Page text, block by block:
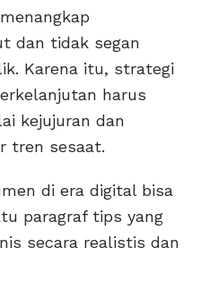
dan tidak segan
Karena itu, strategi
harus
kejujuran dan
tren sesaat.
di era digital bisa
paragraf tips yang
secara realistis dan